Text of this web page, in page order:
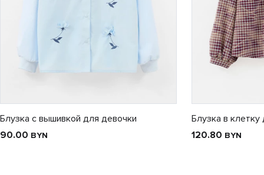
Блузка с вышивкой для девочки
90.00 BYN
Блузка в
120.80 BYN